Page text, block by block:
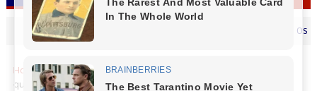
MENSAGEM DIA DOS PAIS Secretário de Fazenda Maurício Osciany
Home Eleições
ELEIÇÕES 2024 - LARANJEIRAS DO SUL Confira
quem são os candidatos a vereador